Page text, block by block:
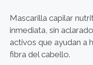
Mascarilla capilar
inmediata, sin
activos que ayudan a
fibra del cabello.